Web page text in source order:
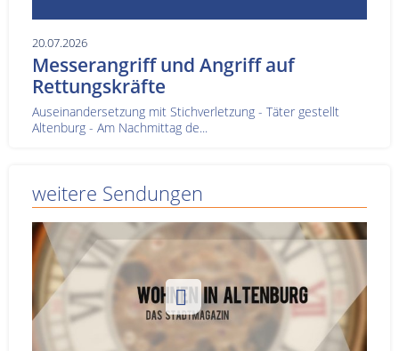
20.07.2026
Messerangriff und Angriff auf
Rettungskräfte
Auseinandersetzung mit Stichverletzung - Täter gestellt
Altenburg - Am Nachmittag de...
weitere Sendungen